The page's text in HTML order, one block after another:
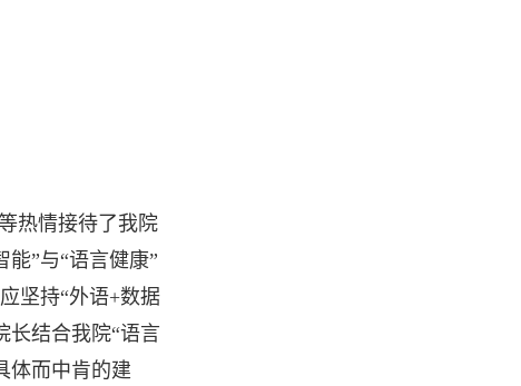
热情接待了我院
”与“语言健康”
坚持“外语+数据
长结合我院“语言
体而中肯的建